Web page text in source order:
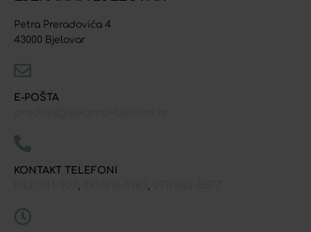
Petra Preradovića 4
43000 Bjelovar
E-POŠTA
KONTAKT TELEFONI